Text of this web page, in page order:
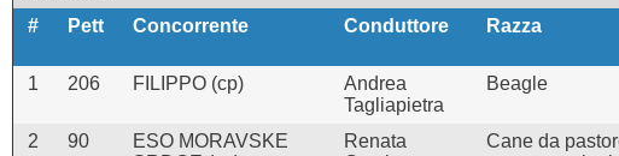
# Pett Concorrente Conduttore Razza
1 206 FILIPPO (cp)
Andrea
Tagliapietra
Beagle
2
90
ESO MORAVSKE
Renata
Cane da